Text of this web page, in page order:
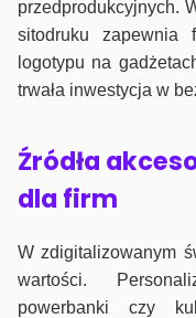
przedprodukcyjnych.
sitodruku zapewnia
logotypu na
trwała inwestycja w
Źródła
dla firm
W zdigitalizowanym
wartości.
powerbanki czy